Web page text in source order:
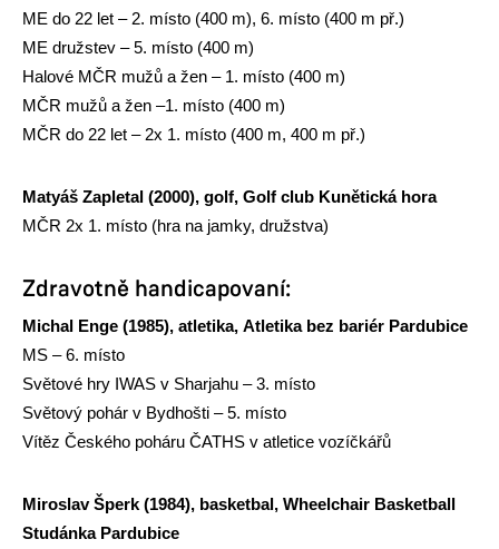
ME do 22 let – 2. místo (400 m), 6. místo (400 m př.)
ME družstev – 5. místo (400 m)
Halové MČR mužů a žen – 1. místo (400 m)
MČR mužů a žen –1. místo (400 m)
MČR do 22 let – 2x 1. místo (400 m, 400 m př.)
Matyáš Zapletal (2000), golf, Golf club Kunětická hora
MČR 2x 1. místo (hra na jamky, družstva)
Zdravotně handicapovaní:
Michal Enge (1985), atletika, Atletika bez bariér Pardubice
MS – 6. místo
Světové hry IWAS v Sharjahu – 3. místo
Světový pohár v Bydhošti – 5. místo
Vítěz Českého poháru ČATHS v atletice vozíčkářů
Miroslav Šperk (1984), basketbal, Wheelchair Basketball
Studánka Pardubice